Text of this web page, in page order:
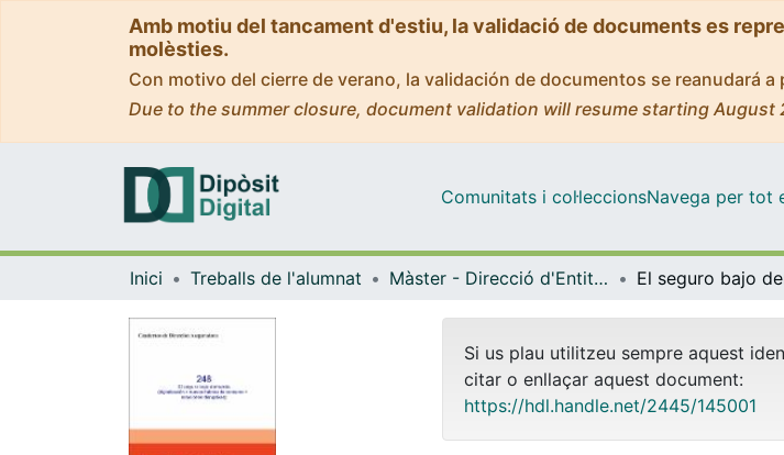
Amb motiu del tancament d'estiu, la validació de documents es
molèsties.
Con motivo del cierre de verano, la validación de documentos se reanudará
Due to the summer closure, document validation will resume starting August
Comunitats i col·leccionsNavega per tot
Inici Treballs de l'alumnat Màster - Direcció d'Entitats Asseguradores i Financeres (DEAF)
Si us plau utilitzeu sempre aquest
citar o enllaçar aquest document:
https://hdl.handle.net/2445/145001